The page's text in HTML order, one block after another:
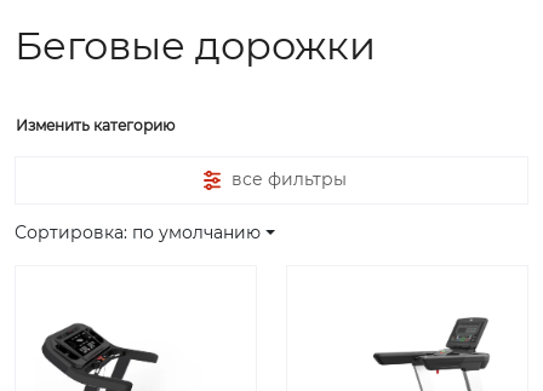
Беговые дорожки
Изменить категорию
все фильтры
Сортировка: по умолчанию